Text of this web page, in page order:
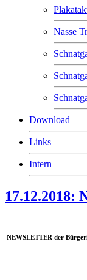
Nasse
Download
Links
Intern
17.12.2018:
NEWSLETTER der